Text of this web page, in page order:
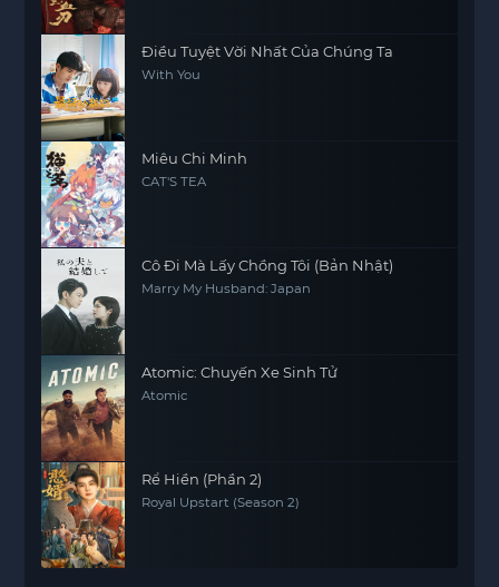
Điều Tuyệt Vời Nhất Của Chúng Ta
With You
Miêu Chi Minh
CAT'S TEA
Cô Đi Mà Lấy Chồng Tôi (Bản Nhật)
Marry My Husband: Japan
Atomic: Chuyến Xe Sinh Tử
Atomic
Rể Hiền (Phần 2)
Royal Upstart (Season 2)